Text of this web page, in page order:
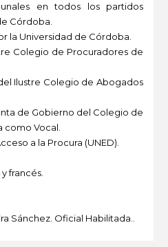
en todos los partidos
Córdoba.
la Universidad de Córdoba.
Colegio de Procuradores de
Ilustre Colegio de Abogados
de Gobierno del Colegio de
Vocal.
a la Procura (UNED).
francés.
Sánchez. Oficial Habilitada..